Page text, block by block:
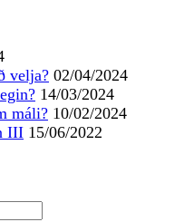
velja? 02/04/2024
14/03/2024
máli? 10/02/2024
III 15/06/2022